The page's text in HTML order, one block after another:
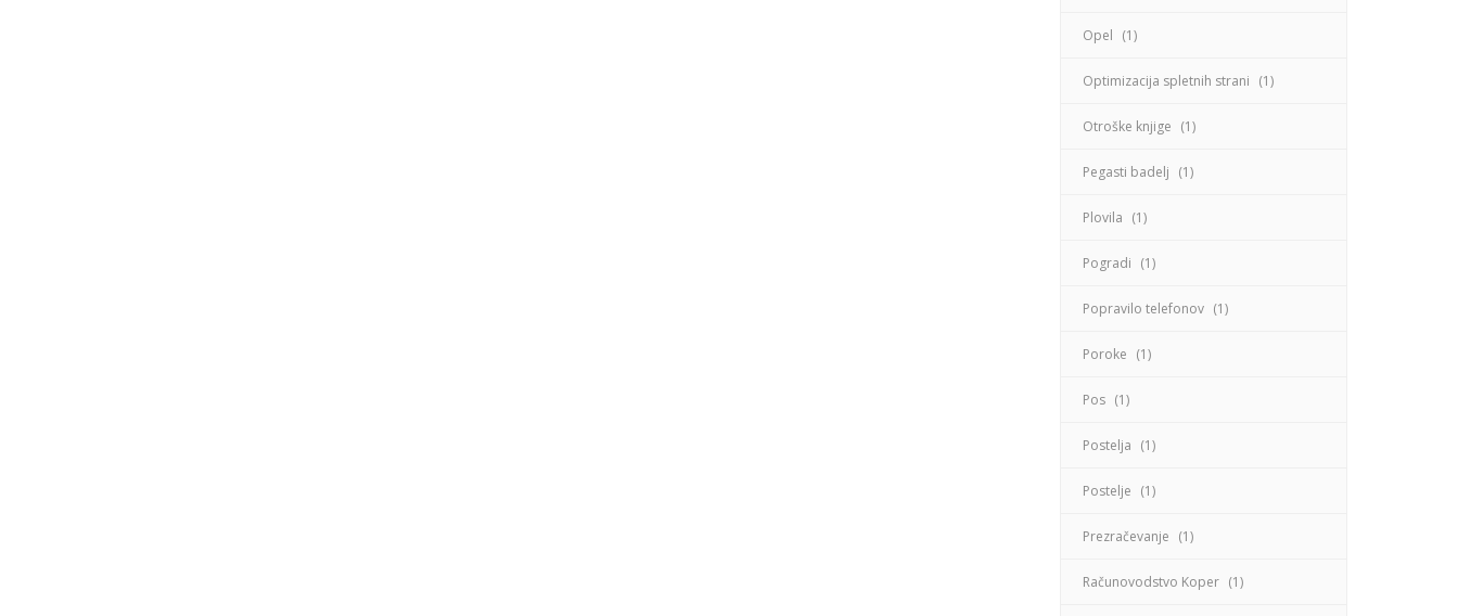
Opel (1)
Optimizacija spletnih strani (1)
Otroške knjige (1)
Pegasti badelj (1)
Plovila (1)
Pogradi (1)
Popravilo telefonov (1)
Poroke (1)
Pos (1)
Postelja (1)
Postelje (1)
Prezračevanje (1)
Računovodstvo Koper (1)